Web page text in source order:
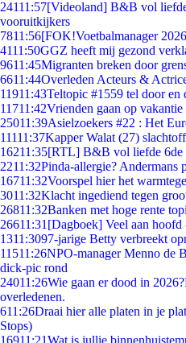
24111:57[Videoland] B&B vol
vooruitkijkers
7811:56[FOK!Voetbalmanager
4111:50GGZ heeft mij gezond
9611:45Migranten breken door
6611:44Overleden Acteurs &
11911:43Teltopic #1559 tel door en
11711:42Vrienden gaan op
25011:39Asielzoekers #22 : Het
11111:37Kapper Walat (27)
16211:35[RTL] B&B vol liefde 6de
2211:32Pinda-allergie? Andermans
16711:32Voorspel hier het
3011:32Klacht ingediend tegen
26811:32Banken met hoge rente
26611:31 [Dagboek] Veel aan hoofd
1311:3097-jarige Betty verbreekt
11511:26NPO-manager Menno de
dick-pic rond
24011:26Wie gaan er dood in
overledenen.
611:26Draai hier alle platen in je
Stops)
16911:21Wat is jullie